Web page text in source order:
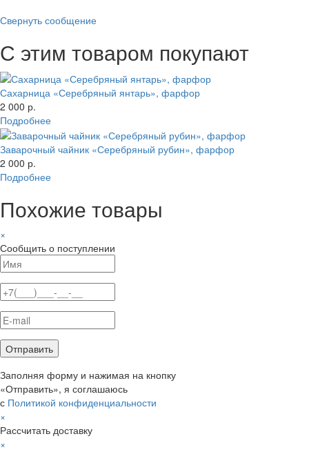
Свернуть сообщение
С этим товаром покупают
Сахарница «Серебряный янтарь», фарфор
2 000 р.
Подробнее
Заварочный чайник «Серебряный рубин», фарфор
2 000 р.
Подробнее
Похожие товары
×
Сообщить о поступлении
Заполняя форму и нажимая на кнопку
«Отправить», я соглашаюсь
с Политикой конфиденциальности
×
Рассчитать доставку
×